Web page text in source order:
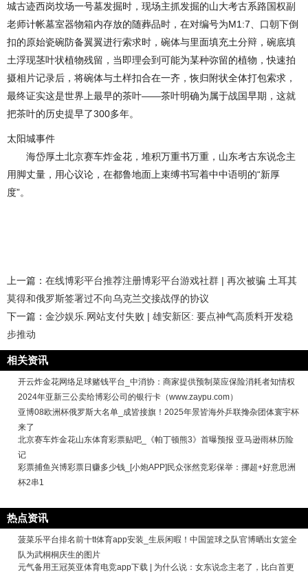
城古迹西岗坟场一号墓发掘时，现场主抓发掘的山大考古系路国权副
老师计帐墓室器物箱内存放的随葬品时，在对编号为M1:7、口朝下倒
扣的原始瓷碗防备翼翼进行索求时，碗体与里面填充土分辩，碗底填
土浮现茎叶状植物残留，当即理会到可能为某种弥留的植物，快速拍
摄相片记录后，将碗体与土样扣合在一齐，恢归附状全体打包索求，
最终证实这是世界上最早的茶叶——茶叶明确为属于战国早期，这就
把茶叶的历史提早了300多年。
太阳城事件
海岱厚土北京赛车炸金花，堆积万重书万重，山东考古东说念主
用脚丈量，用心议论，在都鲁地面上束缚书写着中中语明的“新厚
度”。
上一篇： 在线博彩平台推荐注册博彩平台游戏社群 | 再次被骗 土耳其
莫得和俄罗斯签署过不向乌克兰交接战俘的协议
下一篇： 金沙娱乐.网站支付失败 | 雄安新区: 要点神气高质料开发稳
步推动
相关资讯
开云炸金花网络足球赌钱平台_中消协：商家提供预制菜应保险消耗者知情权
2024年亚新三公卖给博彩公司的银行卡（www.zaypu.com）
亚博08欧洲杯俄罗斯大名单_成皆接旗！2025年景皆海外乒联搀杂团体寰宇杯
来了
北京赛车炸金花山东体育彩票贴吧_《帕丁顿熊3》首曝预报 亚马逊雨林历险
记
彩票捕鱼兴博彩票日赚多少钱_[小炮APP]民众张然竞彩保举：挪超+好意思洲
杯2串1
热点资讯
菠菜乐平台排名前十tt体育app安装_生辰闲暇！中国篮球之队官博晒出女篮全
队为武桐桐庆生的图片
元气备用王冠英亚体育电竞app下载 | 为什么说：女东说念主老了，比白首更